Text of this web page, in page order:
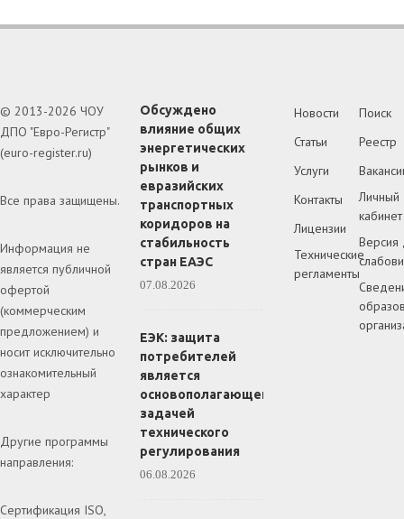
© 2013-2026 ЧОУ
ДПО "Евро-Регистр"
(euro-register.ru)
Все права защищены.
Информация не
является публичной
офертой
(коммерческим
предложением) и
носит исключительно
ознакомительный
характер
Другие программы
направления:
Сертификация ISO,
Обсуждено
влияние общих
энергетических
рынков и
евразийских
транспортных
коридоров на
стабильность
стран ЕАЭС
07.08.2026
ЕЭК: защита
потребителей
является
основополагающей
задачей
технического
регулирования
06.08.2026
Новости
Статьи
Услуги
Контакты
Лицензии
Технические
регламенты
Поиск
Реестр
Личный
кабинет
Версия